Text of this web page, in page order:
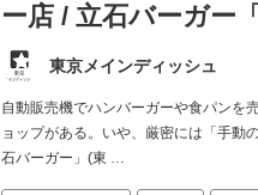
ー店 / 立石バーガー
東京メインディッシュ
自動販売機でハンバーガーや食パンを
ョップがある。いや、厳密には「手動
石バーガー」(東 …